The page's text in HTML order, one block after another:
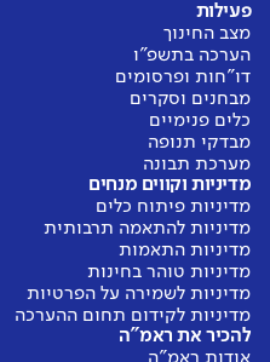
פעילות
מצב החינוך
הערכה בתשפ"ו
דו"חות ופרסומים
מבחנים וסקרים
כלים פנימיים
מבדקי תנופה
מערכת תבונה
מדיניות וקווים מנחים
מדיניות פיתוח כלים
מדיניות להתאמה תרבותית
מדיניות התאמות
מדיניות טוהר בחינות
מדיניות לשמירה על הפרטיות
מדיניות לקידום תחום ההערכה
להכיר את ראמ"ה